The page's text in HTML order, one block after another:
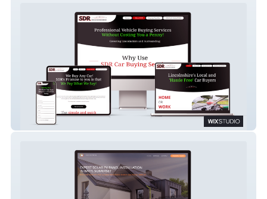
SDR Auto Car Buying Service